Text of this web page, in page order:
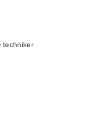
techniker